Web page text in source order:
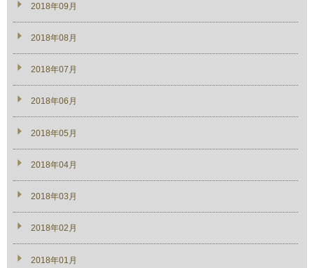
2018年09月
2018年08月
2018年07月
2018年06月
2018年05月
2018年04月
2018年03月
2018年02月
2018年01月